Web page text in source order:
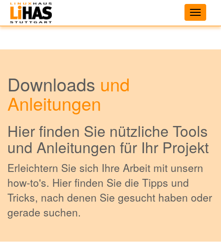
Toggle
Downloads und
Anleitungen
Hier finden Sie nützliche Tools
und Anleitungen für Ihr Projekt
Erleichtern Sie sich Ihre Arbeit mit unsern
how-to's. Hier finden Sie die Tipps und
Tricks, nach denen Sie gesucht haben oder
gerade suchen.